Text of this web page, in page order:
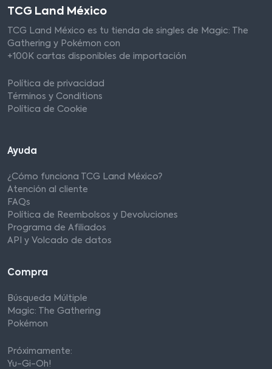
TCG Land México
TCG Land México es tu tienda de singles de Magic: The
Gathering y Pokémon con
+100K cartas disponibles de importación
Política de privacidad
Términos y Conditions
Política de Cookie
Ayuda
¿Cómo funciona TCG Land México?
Atención al cliente
FAQs
Política de Reembolsos y Devoluciones
Programa de Afiliados
API y Volcado de datos
Compra
Búsqueda Múltiple
Magic: The Gathering
Pokémon
Próximamente:
Yu-Gi-Oh!